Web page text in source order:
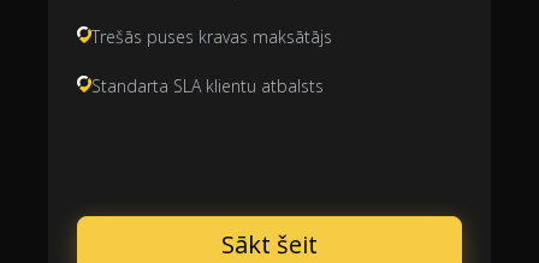
Trešās puses kravas maksātājs
Standarta SLA klientu atbalsts
Sākt šeit